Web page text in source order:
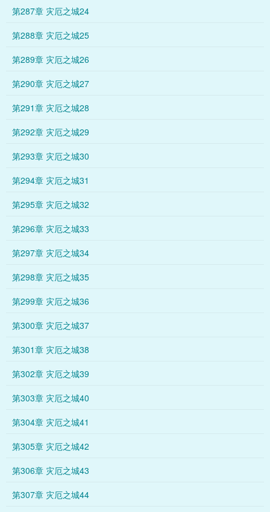
第287章 灾厄之城24
第288章 灾厄之城25
第289章 灾厄之城26
第290章 灾厄之城27
第291章 灾厄之城28
第292章 灾厄之城29
第293章 灾厄之城30
第294章 灾厄之城31
第295章 灾厄之城32
第296章 灾厄之城33
第297章 灾厄之城34
第298章 灾厄之城35
第299章 灾厄之城36
第300章 灾厄之城37
第301章 灾厄之城38
第302章 灾厄之城39
第303章 灾厄之城40
第304章 灾厄之城41
第305章 灾厄之城42
第306章 灾厄之城43
第307章 灾厄之城44